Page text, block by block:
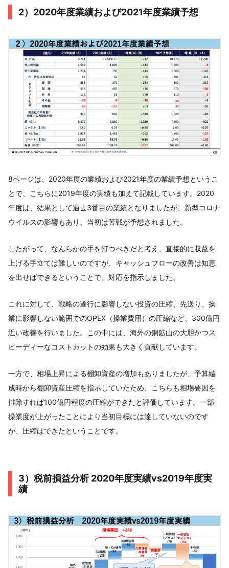
2）2020年度業績および2021年度業績予想
8ページは、2020年度の業績および2021年度の業績予想というこ
とで、こちらに2019年度の実績も加えて記載しています。2020
年度は、結果として過去3番目の業績となりましたが、新型コロナ
ウイルスの影響もあり、当初は苦戦が予想されました。
したがって、なんらかの手を打つべきだと考え、直接的に収益を
上げる手立ては難しいのですが、キャッシュフローの改善は知恵
を出せばできるということで、対応を指示しました。
これに対して、戦略の遂行に影響しない投資の圧縮、先送り、操
業に影響しない範囲でのOPEX（操業費用）の圧縮など、300億円
近い改善を行いました。この中には、海外の銅鉱山の大胆かつス
ピーディーなコストカットの効果も大きく貢献しています。
一方で、相場上昇による棚卸資産の増加もありましたが、予算編
成時から棚卸資産圧縮を指示していたため、こちらも相場要因を
排除すれば100億円程度の圧縮ができたと評価しています。一部
操業度が上がったことにより当初目標には達していないのです
が、圧縮はできたということです。
3）税前損益分析 2020年度実績vs2019年度実
績